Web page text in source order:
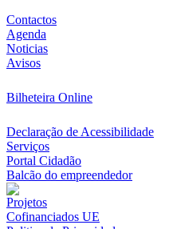
Contactos
Agenda
Noticias
Avisos
Bilheteira Online
Declaração de Acessibilidade
Serviços
Portal Cidadão
Balcão do empreendedor
Projetos
Cofinanciados UE